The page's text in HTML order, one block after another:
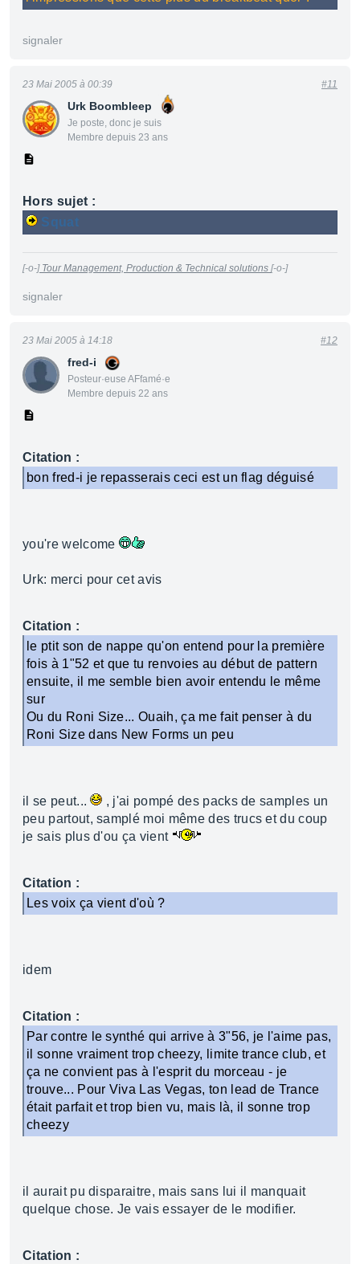
signaler
Urk Boombleep
Je poste, donc je suis
Membre depuis 23 ans
23 Mai 2005 à 00:39 #11
Hors sujet :
Squat
[-o-]Tour Management, Production & Technical solutions [-o-]
signaler
fred-i
Posteur·euse AFfamé·e
Membre depuis 22 ans
23 Mai 2005 à 14:18 #12
Citation :
bon fred-i je repasserais ceci est un flag déguisé
you're welcome
Urk: merci pour cet avis
Citation :
le ptit son de nappe qu'on entend pour la première
fois à 1"52 et que tu renvoies au début de pattern
ensuite, il me semble bien avoir entendu le même
sur
Ou du Roni Size... Ouaih, ça me fait penser à du
Roni Size dans New Forms un peu
il se peut...
, j'ai pompé des packs de samples un
peu partout, samplé moi même des trucs et du coup
je sais plus d'ou ça vient
Citation :
Les voix ça vient d'où ?
idem
Citation :
Par contre le synthé qui arrive à 3"56, je l'aime pas,
il sonne vraiment trop cheezy, limite trance club, et
ça ne convient pas à l'esprit du morceau - je
trouve... Pour Viva Las Vegas, ton lead de Trance
était parfait et trop bien vu, mais là, il sonne trop
cheezy
il aurait pu disparaitre, mais sans lui il manquait
quelque chose. Je vais essayer de le modifier.
Citation :